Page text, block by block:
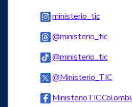
ministerio_ticLogo
@ministerio_ticLogo
@ministerio_ticLogo
@Ministerio_TICLogo